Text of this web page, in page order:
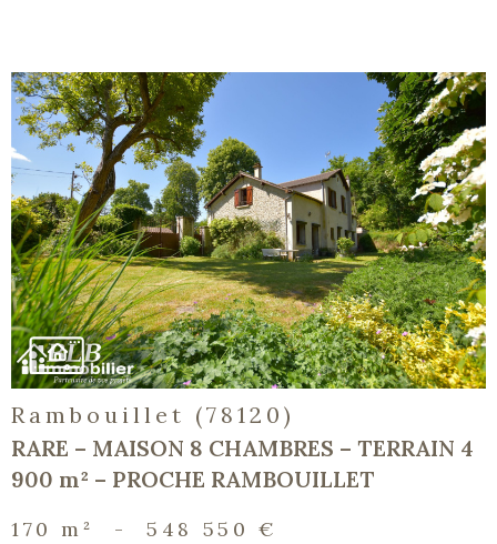
voir le
bien
Rambouillet (78120)
RARE – MAISON 8 CHAMBRES – TERRAIN 4
900 m² – PROCHE RAMBOUILLET
170 m² - 548 550 €